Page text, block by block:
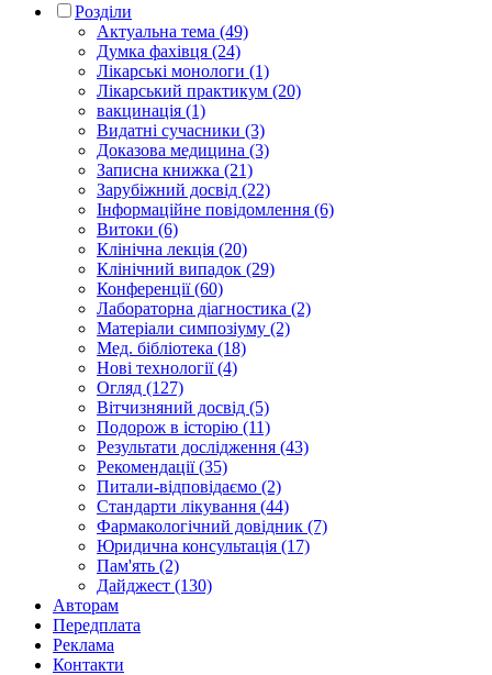
Розділи
Актуальна тема (49)
Думка фахівця (24)
Лікарські монологи (1)
Лікарський практикум (20)
вакцинація (1)
Видатні сучасники (3)
Доказова медицина (3)
Записна книжка (21)
Зарубіжний досвід (22)
Інформаційне повідомлення (6)
Витоки (6)
Клінічна лекція (20)
Клінічний випадок (29)
Конференції (60)
Лабораторна діагностика (2)
Матеріали симпозіуму (2)
Мед. бібліотека (18)
Нові технології (4)
Огляд (127)
Вітчизняний досвід (5)
Подорож в історію (11)
Результати дослідження (43)
Рекомендації (35)
Питали-відповідаємо (2)
Стандарти лікування (44)
Фармакологічний довідник (7)
Юридична консультація (17)
Пам'ять (2)
Дайджест (130)
Авторам
Передплата
Реклама
Контакти